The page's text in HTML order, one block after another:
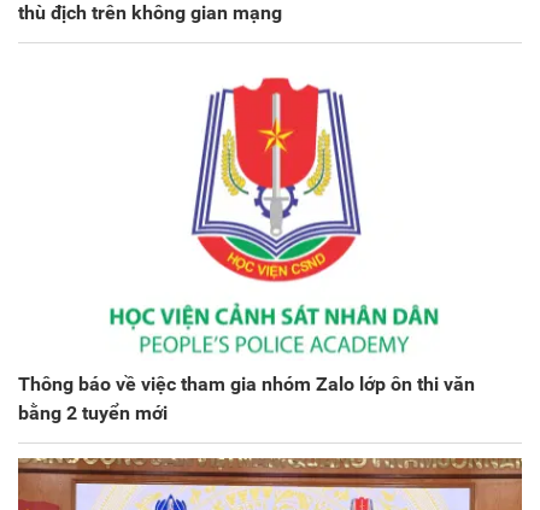
thù địch trên không gian mạng
Thông báo về việc tham gia nhóm Zalo lớp ôn thi văn
bằng 2 tuyển mới